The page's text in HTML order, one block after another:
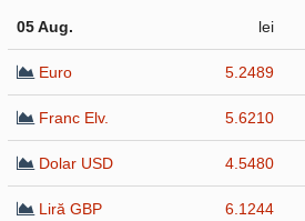
05 Aug. lei
Euro 5.2489
Franc Elv. 5.6210
Dolar USD 4.5480
Liră GBP 6.1244